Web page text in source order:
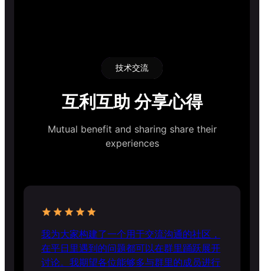
技术交流
互利互助 分享心得
Mutual benefit and sharing share their
experiences
我为大家构建了一个用于交流沟通的社区，
在平日里遇到的问题都可以在群里踊跃展开
讨论。我期望各位能够多与群里的成员进行